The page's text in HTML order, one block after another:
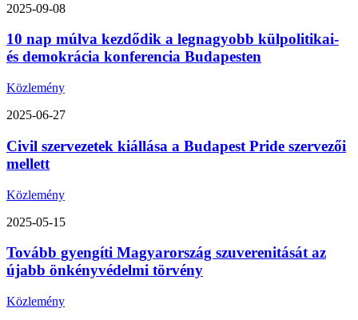
2025-09-08
10 nap múlva kezdődik a legnagyobb külpolitikai-
és demokrácia konferencia Budapesten
Közlemény
2025-06-27
Civil szervezetek kiállása a Budapest Pride szervezői
mellett
Közlemény
2025-05-15
Tovább gyengíti Magyarország szuverenitását az
újabb önkényvédelmi törvény
Közlemény